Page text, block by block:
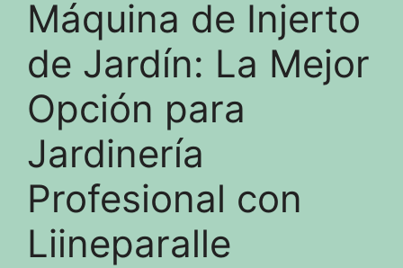
Máquina de Injerto
de Jardín: La Mejor
Opción para
Jardinería
Profesional con
Liineparalle